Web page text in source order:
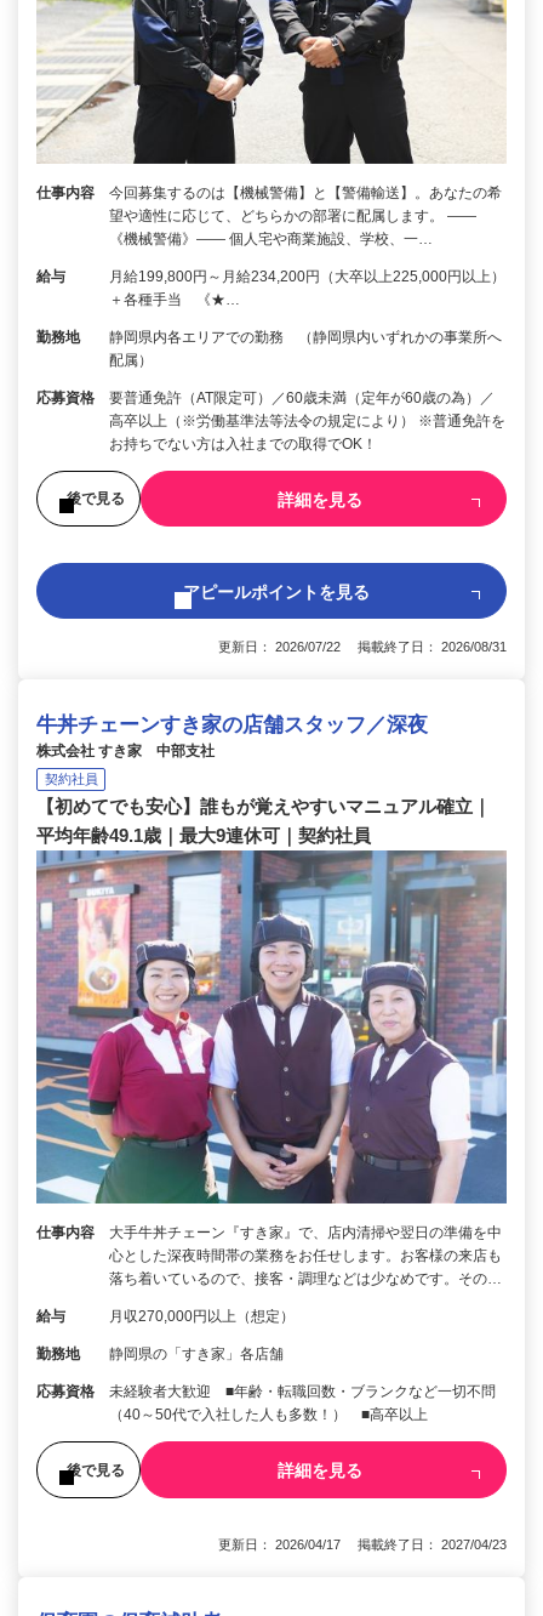
仕事内容
今回募集するのは【機械警備】と【警備輸送】。あなたの希
望や適性に応じて、どちらかの部署に配属します。 ――
《機械警備》―― 個人宅や商業施設、学校、一…
給与
月給199,800円～月給234,200円（大卒以上225,000円以上）
＋各種手当 《★…
勤務地
静岡県内各エリアでの勤務 （静岡県内いずれかの事業所へ
配属）
応募資格
要普通免許（AT限定可）／60歳未満（定年が60歳の為）／
高卒以上（※労働基準法等法令の規定により） ※普通免許を
お持ちでない方は入社までの取得でOK！
後で見る 詳細を見る
アピールポイントを見る
更新日： 2026/07/22 掲載終了日： 2026/08/31
牛丼チェーンすき家の店舗スタッフ／深夜
株式会社 すき家 中部支社
契約社員
【初めてでも安心】誰もが覚えやすいマニュアル確立｜
平均年齢49.1歳｜最大9連休可｜契約社員
仕事内容
大手牛丼チェーン『すき家』で、店内清掃や翌日の準備を中
心とした深夜時間帯の業務をお任せします。お客様の来店も
落ち着いているので、接客・調理などは少なめです。その…
給与 月収270,000円以上（想定）
勤務地 静岡県の「すき家」各店舗
応募資格
未経験者大歓迎 ■年齢・転職回数・ブランクなど一切不問
（40～50代で入社した人も多数！） ■高卒以上
後で見る 詳細を見る
更新日： 2026/04/17 掲載終了日： 2027/04/23